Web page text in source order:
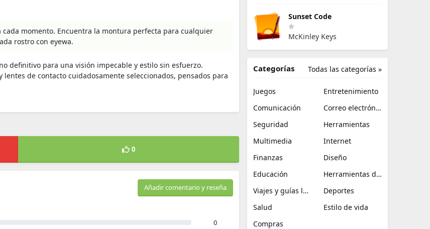
momento. Encuentra la montura perfecta para cualquier
rostro con eyewa.
definitivo para una visión impecable y estilo sin esfuerzo.
de contacto cuidadosamente seleccionados, pensados para
0
Añadir comentario y reseña
0
Sunset Code
McKinley Keys
Todas las categorías »
Categorías
Juegos
Entretenimiento
Comunicación
Correo electrónico
Seguridad
Herramientas
Multimedia
Internet
Finanzas
Diseño
Educación
Herramientas de TI
Viajes y guías locales
Deportes
Salud
Estilo de vida
Compras